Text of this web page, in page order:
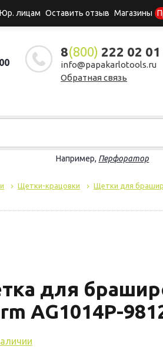
Юр. лицам Оставить отзыв Магазины
8(800) 222 02 01
info@papakarlotools.ru
Обратная связь
Например, Перфоратор
Щетки-крацовки
Щетки для
для
AG1014Р-